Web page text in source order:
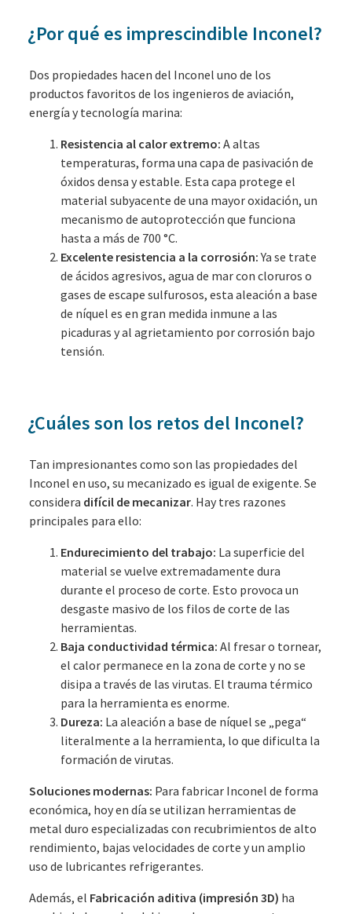
¿Por qué es imprescindible Inconel?
Dos propiedades hacen del Inconel uno de los
productos favoritos de los ingenieros de aviación,
energía y tecnología marina:
Resistencia al calor extremo: A altas
temperaturas, forma una capa de pasivación de
óxidos densa y estable. Esta capa protege el
material subyacente de una mayor oxidación, un
mecanismo de autoprotección que funciona
hasta a más de 700 °C.
Excelente resistencia a la corrosión:Ya se trate
de ácidos agresivos, agua de mar con cloruros o
gases de escape sulfurosos, esta aleación a base
de níquel es en gran medida inmune a las
picaduras y al agrietamiento por corrosión bajo
tensión.
¿Cuáles son los retos del Inconel?
Tan impresionantes como son las propiedades del
Inconel en uso, su mecanizado es igual de exigente. Se
considera difícil de mecanizar. Hay tres razones
principales para ello:
Endurecimiento del trabajo: La superficie del
material se vuelve extremadamente dura
durante el proceso de corte. Esto provoca un
desgaste masivo de los filos de corte de las
herramientas.
Baja conductividad térmica: Al fresar o tornear,
el calor permanece en la zona de corte y no se
disipa a través de las virutas. El trauma térmico
para la herramienta es enorme.
Dureza: La aleación a base de níquel se „pega“
literalmente a la herramienta, lo que dificulta la
formación de virutas.
Soluciones modernas: Para fabricar Inconel de forma
económica, hoy en día se utilizan herramientas de
metal duro especializadas con recubrimientos de alto
rendimiento, bajas velocidades de corte y un amplio
uso de lubricantes refrigerantes.
Además, el Fabricación aditiva (impresión 3D) ha